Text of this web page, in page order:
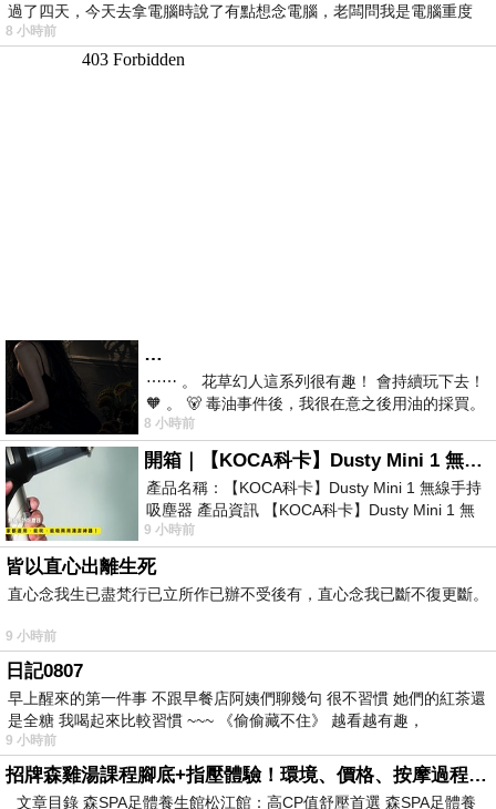
過了四天，今天去拿電腦時說了有點想念電腦，老闆問我是電腦重度
8 小時前
…
⋯⋯ 。 花草幻人這系列很有趣！ 會持續玩下去！
🧡 。 🐻 毒油事件後，我很在意之後用油的採買。
前天購買了我之前就很愛
8 小時前
開箱｜【KOCA科卡】Dusty Mini 1 無線手持吸塵器
產品名稱：【KOCA科卡】Dusty Mini 1 無線手持
吸塵器 產品資訊 【KOCA科卡】Dusty Mini 1 無
線手持吸塵器評語： 能吸、能吹兼具兩
9 小時前
皆以直心出離生死
直心念我生已盡梵行已立所作已辦不受後有，直心念我已斷不復更斷。
9 小時前
日記0807
早上醒來的第一件事 不跟早餐店阿姨們聊幾句 很不習慣 她們的紅茶還
是全糖 我喝起來比較習慣 ~~~ 《偷偷藏不住》 越看越有趣，
9 小時前
招牌森雞湯課程腳底+指壓體驗！環境、價格、按摩過程全紀錄，森SPA足體養生館松江館最新價格表
文章目錄 森SPA足體養生館松江館：高CP值舒壓首選 森SPA足體養